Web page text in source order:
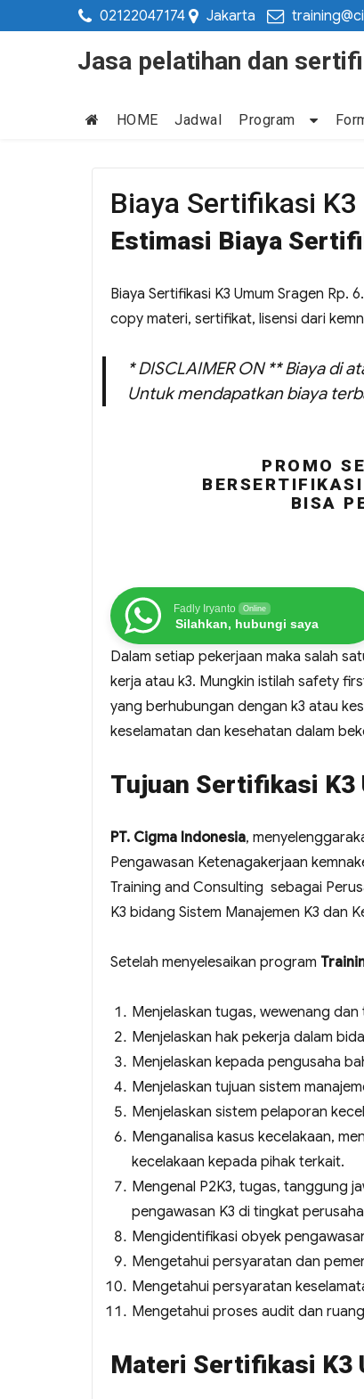
02122047174 Jakarta
Jasa pelatihan dan
HOME Jadwal Program
Biaya Sertifikasi
Estimasi Biaya
Biaya Sertifikasi K3 Umum Sragen
copy materi, sertifikat, lisensi dari
* DISCLAIMER ON ** Biaya di
Untuk mendapatkan biaya
PROMO
BISA
Fadly Iryanto Online
Silahkan, hubungi saya
Dalam setiap pekerjaan maka salah
kerja atau k3. Mungkin istilah safety
yang berhubungan dengan k3 atau
keselamatan dan kesehatan dalam
Tujuan Sertifikasi K3
PT. Cigma Indonesia,
Pengawasan Ketenagakerjaan
Training and Consulting sebagai
K3 bidang Sistem Manajemen K3 dan
Setelah menyelesaikan program
Menjelaskan tugas, wewenang
Menjelaskan hak pekerja dalam
Menjelaskan kepada pengusaha
Menjelaskan tujuan sistem
Menjelaskan sistem pelaporan
Menganalisa kasus kecelakaan,
kecelakaan kepada pihak terkait.
Mengenal P2K3, tugas, tanggung
pengawasan K3 di tingkat
Mengidentifikasi obyek
Mengetahui persyaratan dan
Mengetahui persyaratan
Mengetahui proses audit dan
Materi Sertifikasi K3